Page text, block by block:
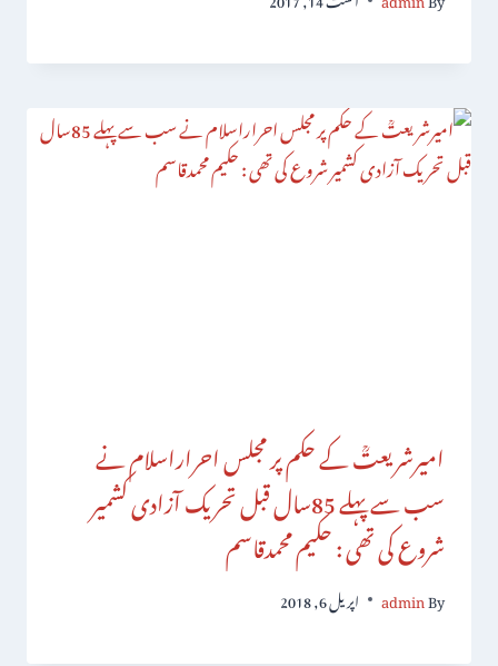
امیرشریعتؒ کے حکم پر مجلس احراراسلام نے
سب سے پہلے 85سال قبل تحریک آزادی کشمیر
شروع کی تھی : حکیم محمدقاسم
By
admin اپریل 6, 2018